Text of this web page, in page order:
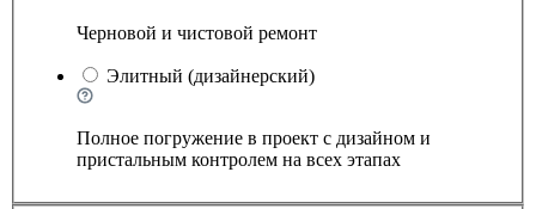
Черновой и чистовой ремонт
Элитный (дизайнерский)
Полное погружение в проект с дизайном и
пристальным контролем на всех этапах